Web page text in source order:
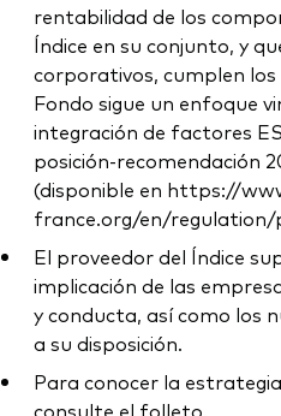
rentabilidad de los
Índice en su conjunto, y
corporativos, cumplen los
Fondo sigue un enfoque
integración de factores
posición-recomendación
(disponible en https://
france.org/en/regulation/
El proveedor del Índice
implicación de las
y conducta, así como los
a su disposición.
Para conocer la
consulte el folleto.